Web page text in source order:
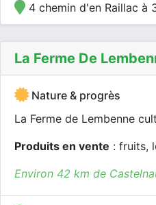
4 chemin d'en Raillac à
La Ferme De
Nature & progrès
La Ferme de Lembenne
Produits en vente : fruits,
Environ 42 km de